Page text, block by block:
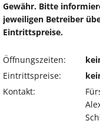
Gewähr. Bitte
jeweiligen Betreiber
Eintrittspreise.
Öffnungszeiten:
Eintrittspreise:
Kontakt: